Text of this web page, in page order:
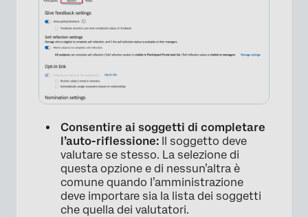
Consentire ai soggetti di completare
l’auto-riflessione: Il soggetto deve
valutare se stesso. La selezione di
questa opzione e di nessun’altra è
comune quando l’amministrazione
deve importare sia la lista dei soggetti
che quella dei valutatori.